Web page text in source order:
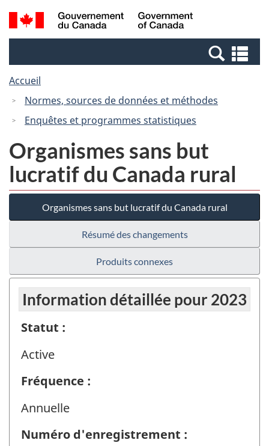
Passer
au
Passer
à
Canada
Recherche
et
et
Accueil
Normes, sources de données et méthodes
Enquêtes et programmes statistiques
Organismes sans but
lucratif du Canada rural
Organismes sans but lucratif du Canada rural
Résumé des changements
Produits connexes
Information détaillée pour 2023
Statut :
Active
Fréquence :
Annuelle
Numéro d'enregistrement :